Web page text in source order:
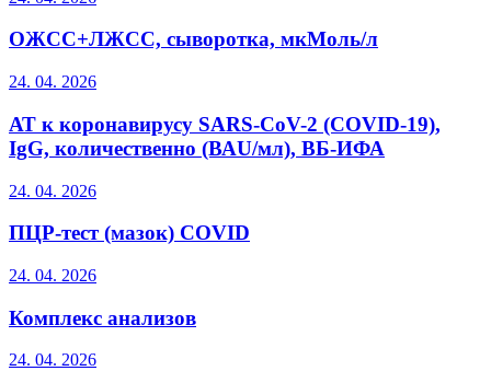
ОЖСС+ЛЖСС, сыворотка, мкМоль/л
24. 04. 2026
АТ к коронавирусу SARS-CoV-2 (COVID-19),
IgG, количественно (ВАU/мл), ВБ-ИФА
24. 04. 2026
ПЦР-тест (мазок) COVID
24. 04. 2026
Комплекс анализов
24. 04. 2026